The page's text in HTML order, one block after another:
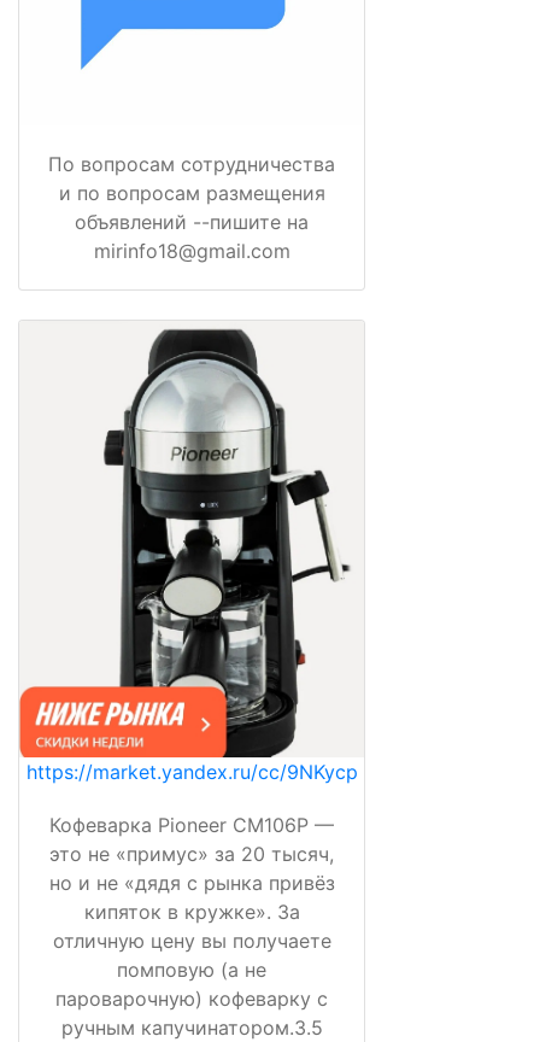
По вопросам сотрудничества
и по вопросам размещения
объявлений --пишите на
mirinfo18@gmail.com
https://market.yandex.ru/cc/9NKycp
Кофеварка Pioneer CM106P —
это не «примус» за 20 тысяч,
но и не «дядя с рынка привёз
кипяток в кружке». За
отличную цену вы получаете
помповую (а не
пароварочную) кофеварку с
ручным капучинатором.3.5